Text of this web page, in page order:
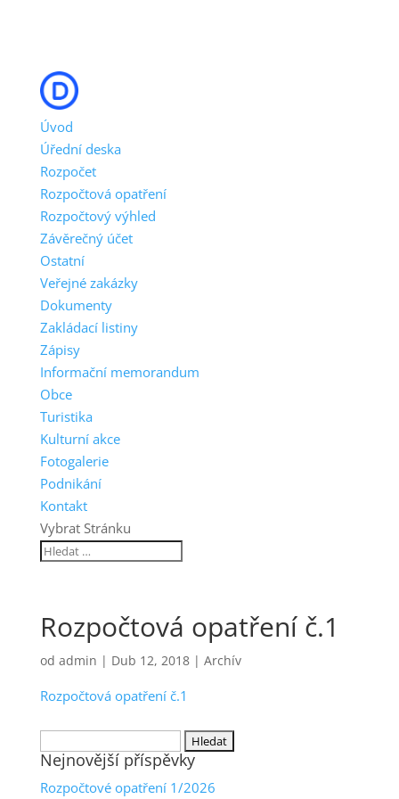
Úvod
Úřední deska
Rozpočet
Rozpočtová opatření
Rozpočtový výhled
Závěrečný účet
Ostatní
Veřejné zakázky
Dokumenty
Zakládací listiny
Zápisy
Informační memorandum
Obce
Turistika
Kulturní akce
Fotogalerie
Podnikání
Kontakt
Vybrat Stránku
Rozpočtová opatření č.1
od admin | Dub 12, 2018| Archív
Rozpočtová opatření č.1
Nejnovější příspěvky
Rozpočtové opatření 1/2026